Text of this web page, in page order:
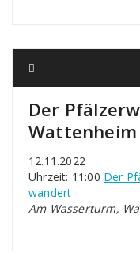
Der
12.11.2022
Uhrzeit: 11:00 Der
wandert
Am Wasserturm,